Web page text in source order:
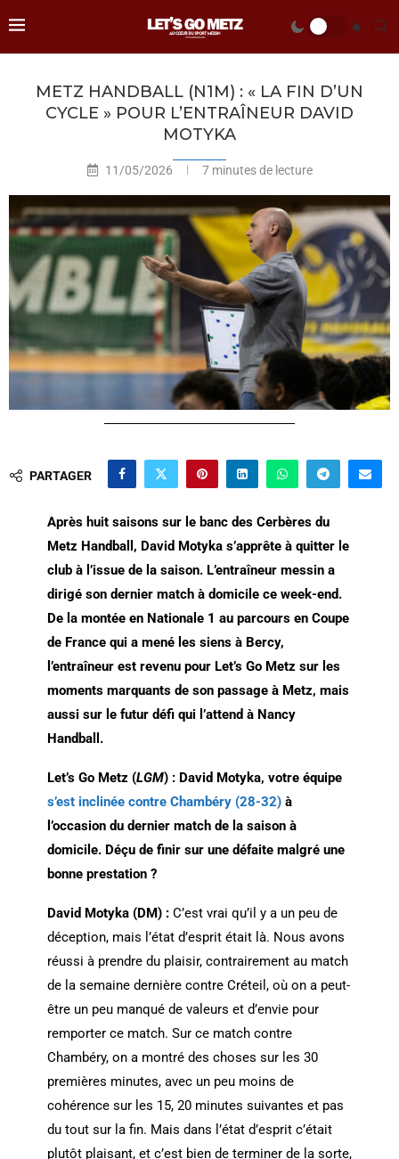
METZ HANDBALL (N1M) : « LA FIN D’UN
CYCLE » POUR L’ENTRAÎNEUR DAVID
MOTYKA
11/05/2026 7 minutes de lecture
PARTAGER
Après huit saisons sur le banc des Cerbères du
Metz Handball, David Motyka s’apprête à quitter le
club à l’issue de la saison. L’entraîneur messin a
dirigé son dernier match à domicile ce week-end.
De la montée en Nationale 1 au parcours en Coupe
de France qui a mené les siens à Bercy,
l’entraîneur est revenu pour Let’s Go Metz sur les
moments marquants de son passage à Metz, mais
aussi sur le futur défi qui l’attend à Nancy
Handball.
Let’s Go Metz (LGM) : David Motyka, votre équipe
s’est inclinée contre Chambéry (28-32)à
l’occasion du dernier match de la saison à
domicile. Déçu de finir sur une défaite malgré une
bonne prestation ?
David Motyka (DM) :C’est vrai qu’il y a un peu de
déception, mais l’état d’esprit était là. Nous avons
réussi à prendre du plaisir, contrairement au match
de la semaine dernière contre Créteil, où on a peut-
être un peu manqué de valeurs et d’envie pour
remporter ce match. Sur ce match contre
Chambéry, on a montré des choses sur les 30
premières minutes, avec un peu moins de
cohérence sur les 15, 20 minutes suivantes et pas
du tout sur la fin. Mais dans l’état d’esprit c’était
plutôt plaisant, et c’est bien de terminer de la sorte,